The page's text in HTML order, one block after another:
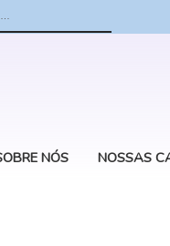
NÓS NOSSAS